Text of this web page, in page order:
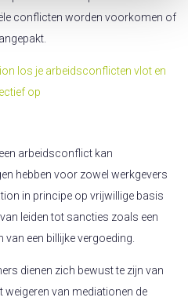
conflicten worden voorkomen of
los je arbeidsconflicten vlot en
op
arbeidsconflict kan
hebben voor zowel werkgevers
in principe op vrijwillige basis
leiden tot sancties zoals een
een billijke vergoeding.
dienen zich bewust te zijn van
weigeren van mediationen de